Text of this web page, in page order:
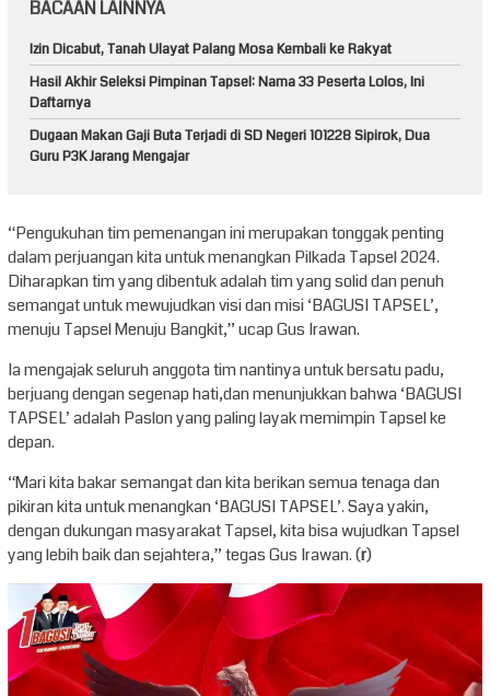
BACAAN LAINNYA
Izin Dicabut, Tanah Ulayat Palang Mosa Kembali ke Rakyat
Hasil Akhir Seleksi Pimpinan Tapsel: Nama 33 Peserta Lolos, Ini
Daftarnya
Dugaan Makan Gaji Buta Terjadi di SD Negeri 101228 Sipirok, Dua
Guru P3K Jarang Mengajar
“Pengukuhan tim pemenangan ini merupakan tonggak penting
dalam perjuangan kita untuk menangkan Pilkada Tapsel 2024.
Diharapkan tim yang dibentuk adalah tim yang solid dan penuh
semangat untuk mewujudkan visi dan misi ‘BAGUSI TAPSEL’,
menuju Tapsel Menuju Bangkit,” ucap Gus Irawan.
Ia mengajak seluruh anggota tim nantinya untuk bersatu padu,
berjuang dengan segenap hati,dan menunjukkan bahwa ‘BAGUSI
TAPSEL’ adalah Paslon yang paling layak memimpin Tapsel ke
depan.
“Mari kita bakar semangat dan kita berikan semua tenaga dan
pikiran kita untuk menangkan ‘BAGUSI TAPSEL’. Saya yakin,
dengan dukungan masyarakat Tapsel, kita bisa wujudkan Tapsel
yang lebih baik dan sejahtera,” tegas Gus Irawan. (r)